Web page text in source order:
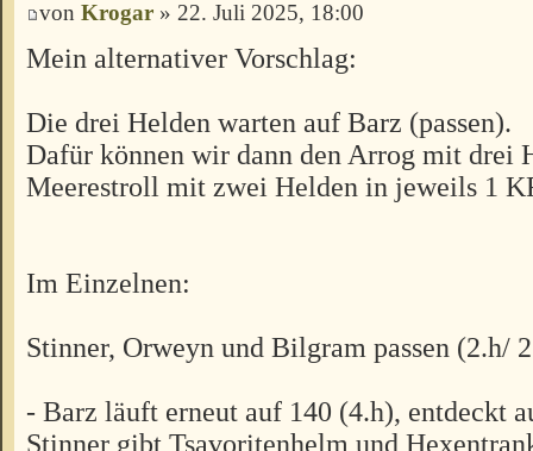
von Krogar » 22. Juli 2025, 18:00
Mein alternativer Vorschlag:
Die drei Helden warten auf Barz (passen).
Dafür können wir dann den Arrog mit drei
Meerestroll mit zwei Helden in jeweils 1
Im Einzelnen:
Stinner, Orweyn und Bilgram passen (2.h/
- Barz läuft erneut auf 140 (4.h), entdeckt
Stinner gibt Tsavoritenhelm und